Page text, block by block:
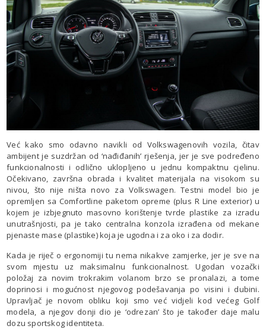
Već kako smo odavno navikli od Volkswagenovih vozila, čitav
ambijent je suzdržan od ‘nađiđanih’ rješenja, jer je sve podređeno
funkcionalnosti i odlično uklopljeno u jednu kompaktnu cjelinu.
Očekivano, završna obrada i kvalitet materijala na visokom su
nivou, što nije ništa novo za Volkswagen. Testni model bio je
opremljen sa Comfortline paketom opreme (plus R Line exterior) u
kojem je izbjegnuto masovno korištenje tvrde plastike za izradu
unutrašnjosti, pa je tako centralna konzola izrađena od mekane
pjenaste mase (plastike) koja je ugodna i za oko i za dodir.
Kada je riječ o ergonomiji tu nema nikakve zamjerke, jer je sve na
svom mjestu uz maksimalnu funkcionalnost. Ugodan vozački
položaj za novim trokrakim volanom brzo se pronalazi, a tome
doprinosi i mogućnost njegovog podešavanja po visini i dubini.
Upravljač je novom obliku koji smo već vidjeli kod većeg Golf
modela, a njegov donji dio je ‘odrezan’ što je također daje malu
dozu sportskog identiteta.